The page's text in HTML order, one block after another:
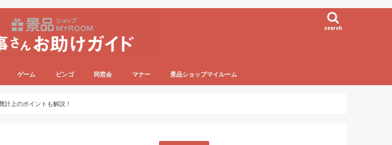
search
ゲーム ビンゴ 同窓会 マナー 景品ショップマイルーム
計上のポイントも解説！